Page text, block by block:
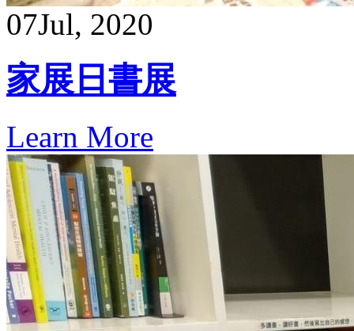
07Jul, 2020
家展日書展
Learn More